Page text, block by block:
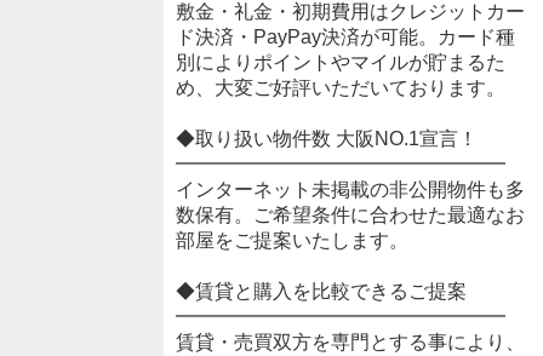
敷金・礼金・初期費用はクレジットカー
ド決済・PayPay決済が可能。カード種
別によりポイントやマイルが貯まるた
め、大変ご好評いただいております。
◆取り扱い物件数 大阪NO.1宣言！
━━━━━━━━━━━━━━━━━
インターネット未掲載の非公開物件も多
数保有。ご希望条件に合わせた最適なお
部屋をご提案いたします。
◆賃貸と購入を比較できるご提案
━━━━━━━━━━━━━━━━━
賃貸・売買双方を専門とする事により、